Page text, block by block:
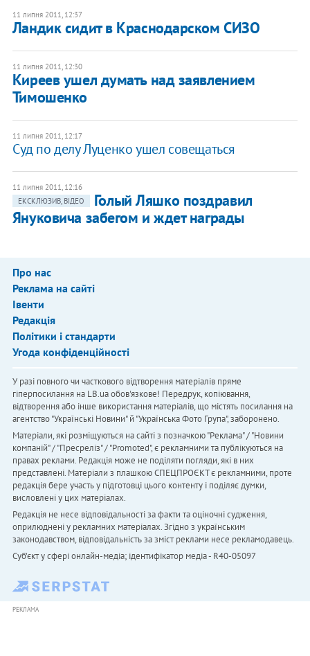
11 липня 2011, 12:37
Ландик сидит в Краснодарском СИЗО
11 липня 2011, 12:30
Киреев ушел думать над заявлением
Тимошенко
11 липня 2011, 12:17
Суд по делу Луценко ушел совещаться
11 липня 2011, 12:16
ЕКСКЛЮЗИВ, ВІДЕО
Голый Ляшко поздравил
Януковича забегом и ждет награды
Про нас
Реклама на сайті
Івенти
Редакція
Політики і стандарти
Угода конфіденційності
У разі повного чи часткового відтворення матеріалів пряме
гіперпосилання на LB.ua обов'язкове! Передрук, копіювання,
відтворення або інше використання матеріалів, що містять посилання на
агентство "Українськi Новини" й "Українська Фото Група", заборонено.
Матеріали, які розміщуються на сайті з позначкою "Реклама" / "Новини
компаній" / "Пресреліз" / "Promoted", є рекламними та публікуються на
правах реклами. Редакція може не поділяти погляди, які в них
представлені. Матеріали з плашкою СПЕЦПРОЄКТ є рекламними, проте
редакція бере участь у підготовці цього контенту і поділяє думки,
висловлені у цих матеріалах.
Редакція не несе відповідальності за факти та оціночні судження,
оприлюднені у рекламних матеріалах. Згідно з українським
законодавством, відповідальність за зміст реклами несе рекламодавець.
Cуб'єкт у сфері онлайн-медіа; ідентифікатор медіа - R40-05097
РЕКЛАМА